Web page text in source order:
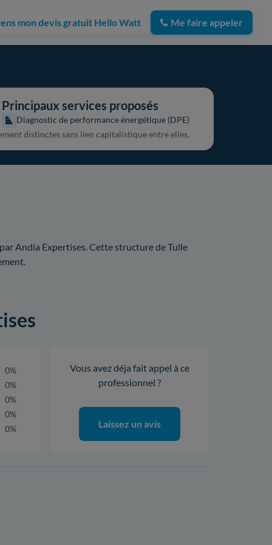
mon devis gratuit Hello Watt Me faire appeler
Principaux services proposés
Diagnostic de performance énergétique (DPE)
distinctes sans lien capitalistique entre elles.
Andia Expertises. Cette structure de Tulle
0%
0%
0%
0%
0%
Vous avez déja fait appel à ce
professionnel ?
Laissez un avis